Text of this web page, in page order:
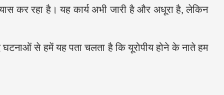
कर रहा है। यह कार्य अभी जारी है और अधूरा है, लेकिन
से हमें यह पता चलता है कि यूरोपीय होने के नाते हम